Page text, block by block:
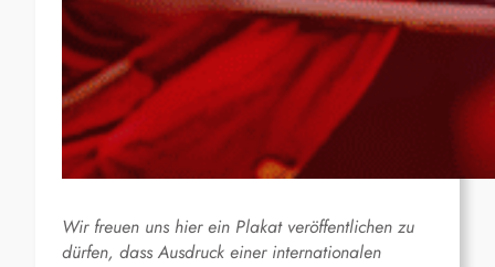
Wir freuen uns hier ein Plakat veröffentlichen zu
dürfen, dass Ausdruck einer internationalen